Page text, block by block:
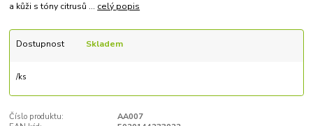
a kůži s tóny citrusů ... celý popis
Dostupnost Skladem
/ks
Číslo produktu:
AA007